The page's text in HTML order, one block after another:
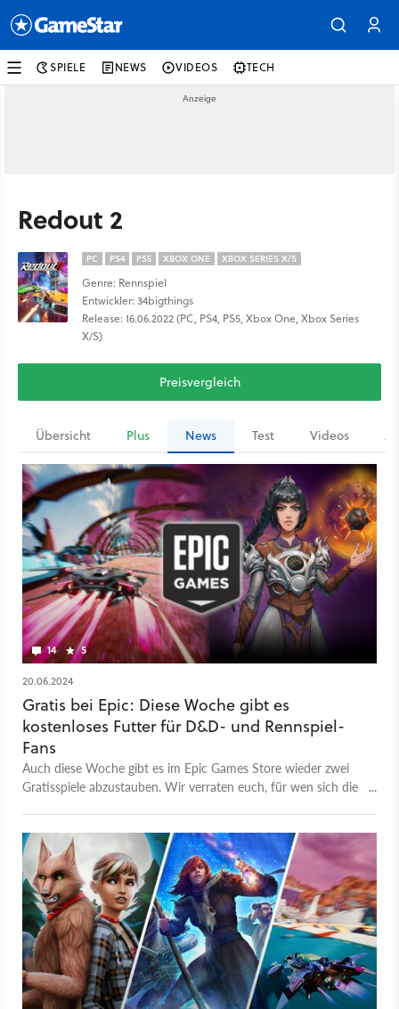
SPIELE NEWS VIDEOS TECH
Redout 2
PC PS4 PS5 XBOX ONE XBOX SERIES X/S
Genre: Rennspiel
Entwickler: 34bigthings
Release: 16.06.2022 (PC, PS4, PS5, Xbox One, Xbox Series
X/S)
Preisvergleich
Übersicht Plus News Test Videos
14 5
20.06.2024
Gratis bei Epic: Diese Woche gibt es
kostenloses Futter für D&D- und Rennspiel-
Fans
Auch diese Woche gibt es im Epic Games Store wieder zwei
Gratisspiele abzustauben. Wir verraten euch, für wen sich die